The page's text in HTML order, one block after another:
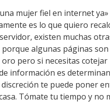
mujer fiel en internet
es lo que quiero
existen muchas
algunas páginas
pero si necesitas
información es
te puede poner
Tómate tu tiempo y no